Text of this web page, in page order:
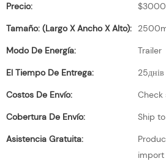
Precio:
Tamaño: (largo X Ancho X Alto):
Modo De Energía:
Trailer
El Tiempo De Entrega:
25днів
Costos De Envío:
Check
Cobertura De Envío:
Ship
Asistencia Gratuita:
import